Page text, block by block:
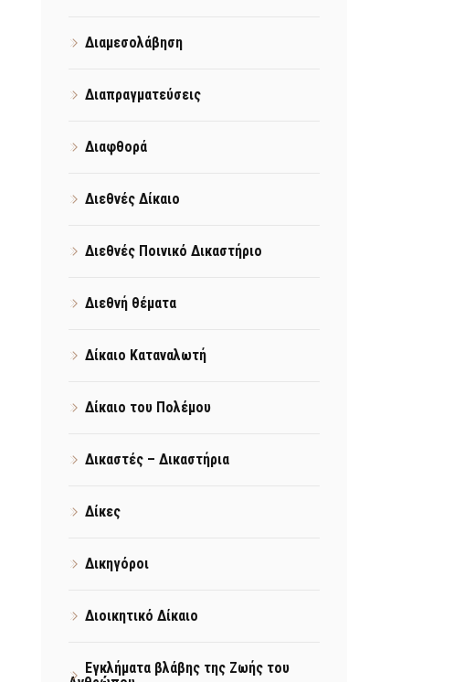
Διαμεσολάβηση
Διαπραγματεύσεις
Διαφθορά
Διεθνές Δίκαιο
Διεθνές Ποινικό Δικαστήριο
Διεθνή θέματα
Δίκαιο Καταναλωτή
Δίκαιο του Πολέμου
Δικαστές – Δικαστήρια
Δίκες
Δικηγόροι
Διοικητικό Δίκαιο
Εγκλήματα βλάβης της Ζωής του